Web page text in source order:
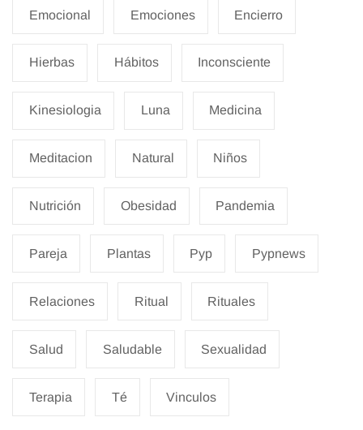
Emocional Emociones Encierro
Hierbas Hábitos Inconsciente
Kinesiologia Luna Medicina
Meditacion Natural Niños
Nutrición Obesidad Pandemia
Pareja Plantas Pyp Pypnews
Relaciones Ritual Rituales
Salud Saludable Sexualidad
Terapia Té Vinculos